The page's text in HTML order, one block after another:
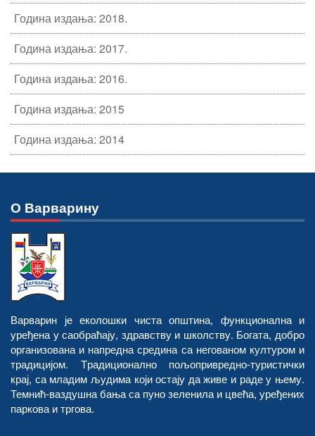
Година издања: 2018.
Година издања: 2017.
Година издања: 2016.
Година издања: 2015
Година издања: 2014
О Варварину
Варварин је еколошки чиста општина, функционална и
уређена у саобраћају, здравству и школству. Богата, добро
организована и напредна средина са негованом културом и
традицијом. Tрадиционално пољопривредно-туристички
крај, са младим људима који остају да живе и раде у њему.
Темнић-ваздушна бања са пуно зеленила и цвећа, уређених
паркова и тргова.